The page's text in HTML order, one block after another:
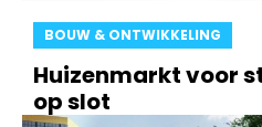
BOUW & ONTWIKKELING
Huizenmarkt voor
op slot